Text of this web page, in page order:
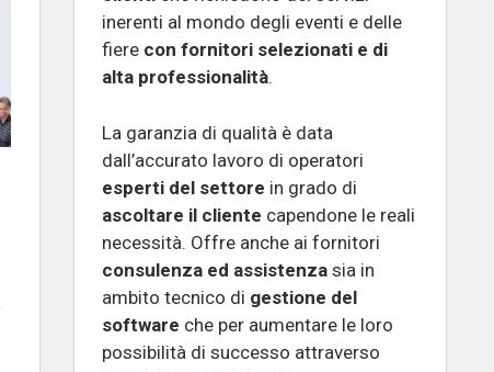
inerenti al mondo degli eventi e delle
fiere con fornitori selezionati e di
alta professionalità.
La garanzia di qualità è data
dall’accurato lavoro di operatori
esperti del settore in grado di
ascoltare il cliente capendone le reali
necessità. Offre anche ai fornitori
consulenza ed assistenza sia in
ambito tecnico di gestione del
software che per aumentare le loro
possibilità di successo attraverso